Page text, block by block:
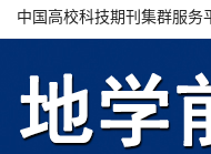
中国高校科技期刊集群服务